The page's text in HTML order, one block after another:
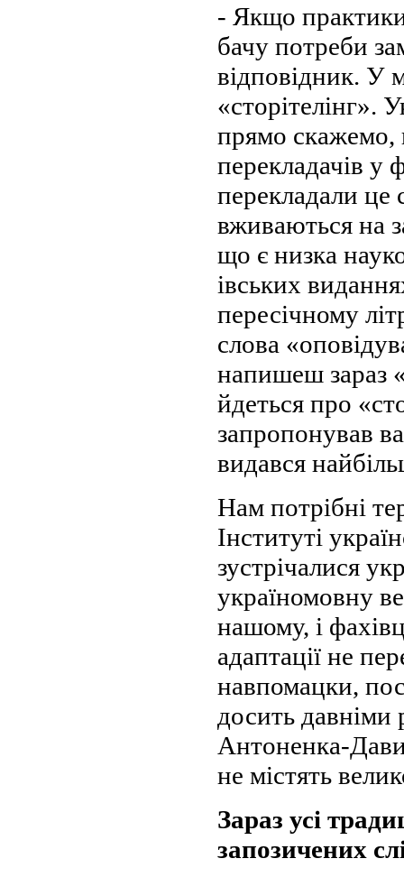
- Якщо
бачу потреби
відповідник. У
«сторітелінг».
прямо скажемо,
перекладачів у
перекладали це
вживаються на
що є низка
івських
пересічному
слова
напишеш зараз
йдеться про
запропонував
видався
Нам потрібні
Інституті
зустрічалися
україномовну
нашому, і
адаптації не
навпомацки,
досить давніми
Антоненка-
не містять
Зараз усі
запозичених